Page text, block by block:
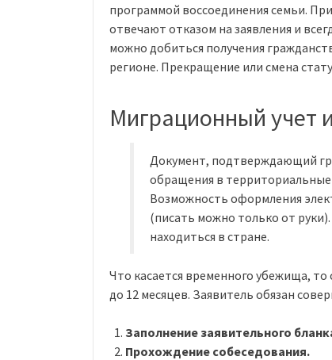
программой воссоединения семьи.
отвечают отказом на заявления и
можно добиться получения
регионе. Прекращение или смена
Миграционный учет
Документ, подтверждающий
обращения в
Возможность оформления
(писать можно только от
находиться в стране.
Что касается временного убежища,
до 12 месяцев. Заявитель обязан
Заполнение заявительного
Прохождение собеседования.